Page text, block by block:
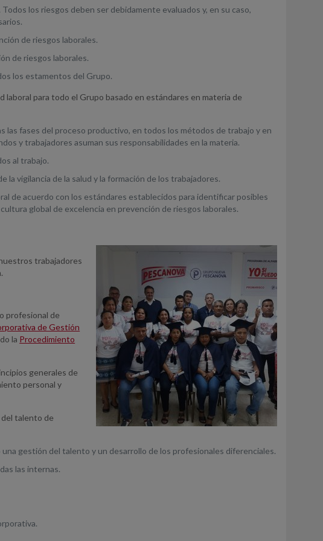
los riesgos deben ser debidamente evaluados y, en su caso,
de riesgos laborales.
de riesgos laborales.
los estamentos del Grupo.
laboral para todo el Grupo basado en estándares en materia de
las fases del proceso productivo, en todos los métodos de trabajo y en
y trabajadores asuman sus responsabilidades en la materia.
al trabajo.
vigilancia de la salud y la formación de los trabajadores.
de acuerdo con los estándares establecidos para identificar posibles
global de excelencia en prevención de riesgos laborales.
trabajadores
profesional de
de Gestión
la Procedimiento
generales de
personal y
talento de
gestión del talento y un desarrollo de los profesionales diferenciales.
las internas.